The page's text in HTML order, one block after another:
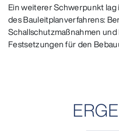
Ein weiterer Schwerpunkt
des Bauleitplanverfahrens:
Schallschutzmaßnahmen
Festsetzungen für den